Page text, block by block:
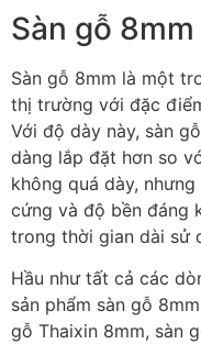
Sàn gỗ 8mm
Sàn gỗ 8mm là một
thị trường với đặc
Với độ dày này, sàn
dàng lắp đặt hơn so
không quá dày,
cứng và độ bền đáng
trong thời gian dài sử
Hầu như tất cả các
sản phẩm sàn gỗ
gỗ Thaixin 8mm, sàn